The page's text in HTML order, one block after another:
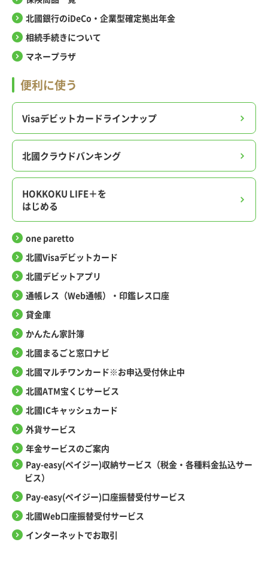
北國銀行のiDeCo・企業型確定拠出年金
相続手続きについて
マネープラザ
便利に使う
Visaデビットカードラインナップ
北國クラウドバンキング
HOKKOKU LIFE＋を
はじめる
one paretto
北國Visaデビットカード
北國デビットアプリ
通帳レス（Web通帳）・印鑑レス口座
貸金庫
かんたん家計簿
北國まるごと窓口ナビ
北國マルチワンカード※お申込受付休止中
北國ATM宝くじサービス
北國ICキャッシュカード
外貨サービス
年金サービスのご案内
Pay-easy(ペイジー)収納サービス（税金・各種料金払込サー
ビス）
Pay-easy(ペイジー)口座振替受付サービス
北國Web口座振替受付サービス
インターネットでお取引